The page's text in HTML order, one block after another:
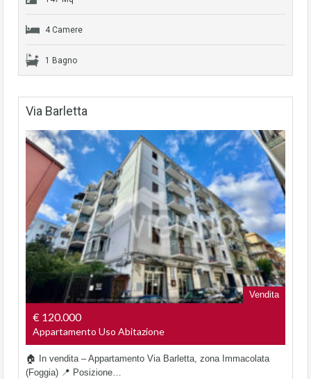
4 Camere
1 Bagno
Via Barletta
Vendita
€ 120.000
Appartamento Uso Abitazione
🏠 In vendita – Appartamento Via Barletta, zona Immacolata
(Foggia) 📍 Posizione…